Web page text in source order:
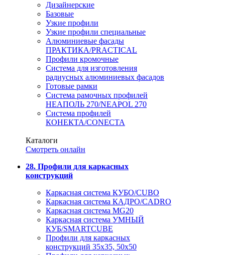
Дизайнерские
Базовые
Узкие профили
Узкие профили специальные
Алюминиевые фасады
ПРАКТИКА/PRACTICAL
Профили кромочные
Система для изготовления
радиусных алюминиевых фасадов
Готовые рамки
Система рамочных профилей
НЕАПОЛЬ 270/NEAPOL 270
Система профилей
КОНЕКТА/CONECTA
Каталоги
Смотреть онлайн
28. Профили для каркасных
конструкций
Каркасная система КУБО/CUBO
Каркасная система КАДРО/CADRO
Каркасная система MG20
Каркасная система УМНЫЙ
КУБ/SMARTCUBE
Профили для каркасных
конструкций 35x35, 50x50